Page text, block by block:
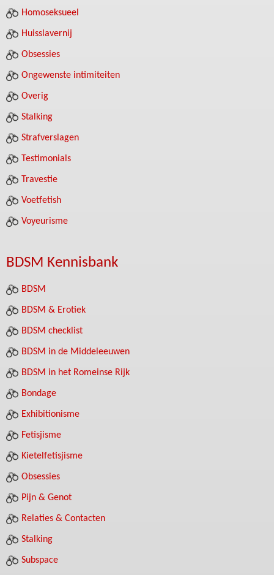
Homoseksueel
Huisslavernij
Obsessies
Ongewenste intimiteiten
Overig
Stalking
Strafverslagen
Testimonials
Travestie
Voetfetish
Voyeurisme
BDSM Kennisbank
BDSM
BDSM & Erotiek
BDSM checklist
BDSM in de Middeleeuwen
BDSM in het Romeinse Rijk
Bondage
Exhibitionisme
Fetisjisme
Kietelfetisjisme
Obsessies
Pijn & Genot
Relaties & Contacten
Stalking
Subspace